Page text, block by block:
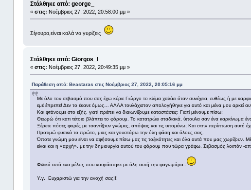
Στάλθηκε από: george_
« στις: Νοέμβριος 27, 2022, 20:58:00 μμ »
Σίγουρα,είναι καλά να γυρίζεις
Στάλθηκε από: Giorgos_I
« στις: Νοέμβριος 27, 2022, 20:49:35 μμ »
Παράθεση από: Beastaras στις Νοέμβριος 27, 2022, 20:05:16 μμ
Με όλο τον σεβασμό που σας έχω κύριε Γιώργο το κλίμα χαλάει όταν συνέχεια, ευθέως ή με
εμέ έπρεπε! Δεν το έκανε όμως… ΑΛΛΑ τουλάχιστον απολογήθηκε για αυτό και μένα μου αρκεί
Και φτάνουμε στο εξής, γιατί πρέπει να διαιωνίζουμε καταστάσεις; Γιατί μένουμε πίσω;
Θεωρώ ότι κατι τέτοιο βλάπτει το φόρουμ. Το κατατρώει σταδιακά, ύπουλα σαν ένα καρκίνωμα
Ξέρετε πόσες φορές με τσαντίζουν γνώμες, απόψεις και τις υπομένω; Και στην περίπτωση αυτή
Προτιμώ φυσικά το πρώτο, μιας και γουστάρω την όλη φάση και όλους σας.
Όποτε γνώμη μου είναι να αφήσουμε πίσω μας τις τοξικότητες και όλα αυτά που μας
είναι και η «αρχή», με την δημιουργία αυτού του φόρουμ που τώρα γράφω. Σεβασμός λοιπόν -
Φιλικά από ενα μέλος που κουράστηκε με όλη αυτή την φαγωμάρα..
Υ.γ. Ευχαριστώ για την ανοχή σας!!!